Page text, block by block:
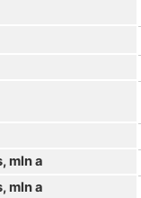
mln a
mln a